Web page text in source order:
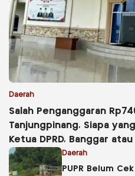
Daerah
Salah Penganggaran
Tanjungpinang, Siapa
Ketua DPRD, Banggar
Daerah
PUPR Belum